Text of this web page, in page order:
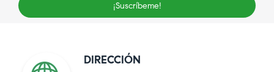
¡Suscríbeme!
DIRECCIÓN